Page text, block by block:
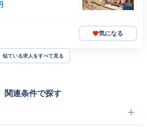
気になる
似ている求人をすべて見る
関連条件で探す